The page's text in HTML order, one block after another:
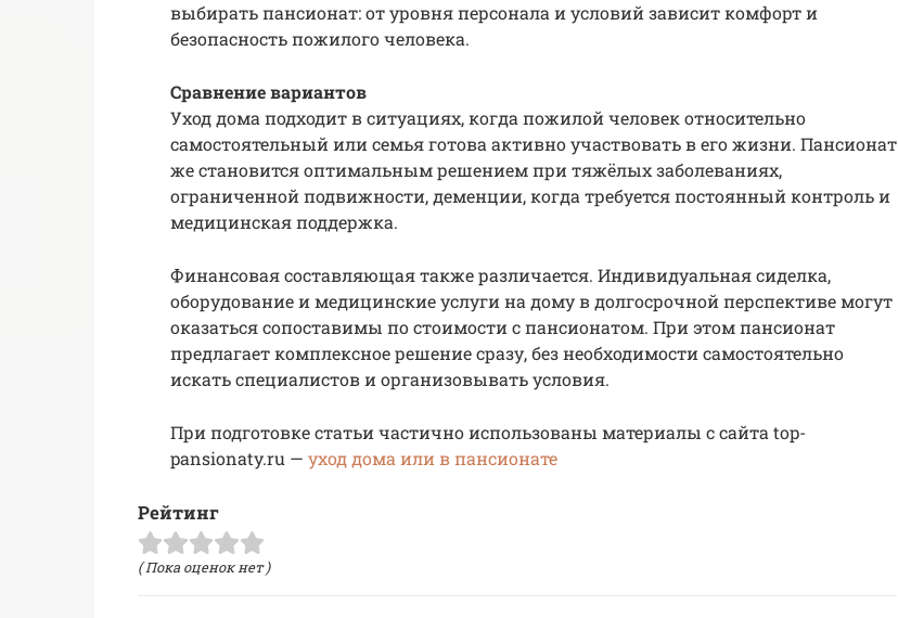
выбирать пансионат: от уровня персонала и условий зависит комфорт и
безопасность пожилого человека.
Сравнение вариантов
Уход дома подходит в ситуациях, когда пожилой человек относительно
самостоятельный или семья готова активно участвовать в его жизни. Пансионат
же становится оптимальным решением при тяжёлых заболеваниях,
ограниченной подвижности, деменции, когда требуется постоянный контроль и
медицинская поддержка.
Финансовая составляющая также различается. Индивидуальная сиделка,
оборудование и медицинские услуги на дому в долгосрочной перспективе могут
оказаться сопоставимы по стоимости с пансионатом. При этом пансионат
предлагает комплексное решение сразу, без необходимости самостоятельно
искать специалистов и организовывать условия.
При подготовке статьи частично использованы материалы с сайта top-
pansionaty.ru — уход дома или в пансионате
Рейтинг
( Пока оценок нет )